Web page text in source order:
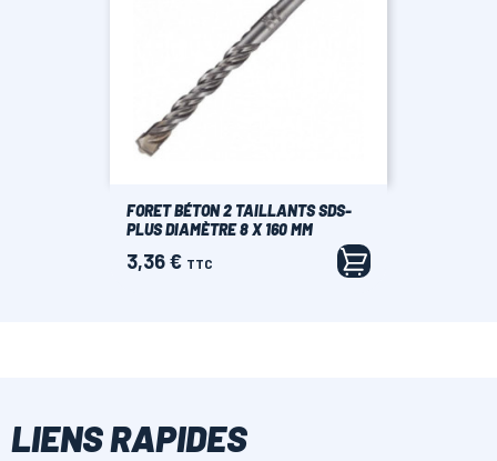
FORET BÉTON 2 TAILLANTS SDS-
PLUS DIAMÈTRE 8 X 160 MM
Prix
3,36 € TTC
LIENS RAPIDES